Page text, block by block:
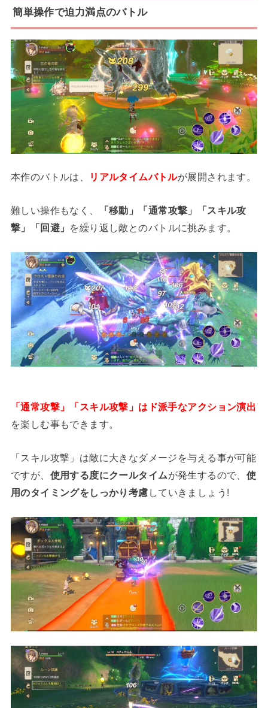
簡単操作で迫力満点のバトル
本作のバトルは、 リアルタイムバトルが展開されます。
難しい操作もなく、
「移動」「通常攻撃」「スキル攻
撃」「回避」 を繰り返し敵とのバトルに挑みます。
「通常攻撃」「スキル攻撃」はド派手なアクション演出
を楽しむ事もできます。
「スキル攻撃」は敵に大きなダメージを与える事が可能
ですが、 使用する度にクールタイムが発生するので、 使
用のタイミングをしっかり考慮 していきましょう!